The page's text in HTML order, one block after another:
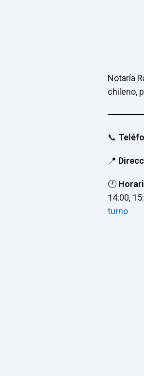
Notaría
chileno,
📞
📍
🕐
14:00,
turno